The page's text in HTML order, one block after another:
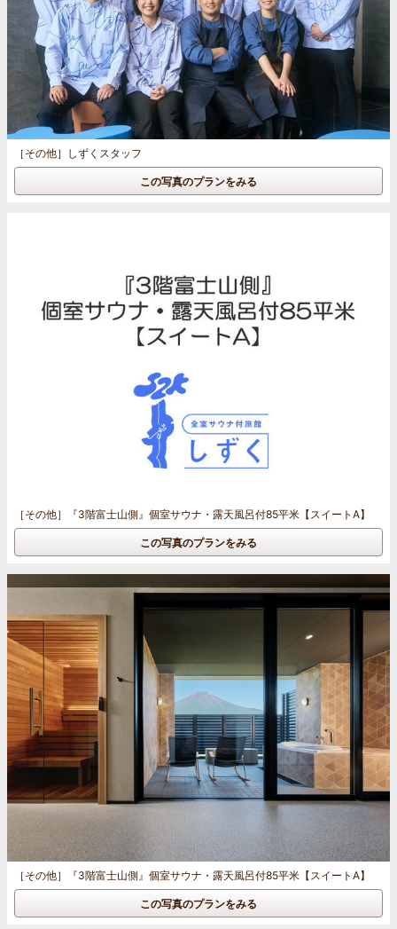
［その他］ しずくスタッフ
この写真のプランをみる
［その他］ 『3階富士山側』個室サウナ・露天風呂付85平米【スイートA】
この写真のプランをみる
［その他］ 『3階富士山側』個室サウナ・露天風呂付85平米【スイートA】
この写真のプランをみる